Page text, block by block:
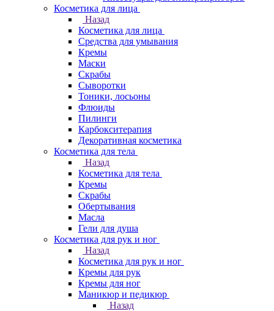
Косметика для лица
Назад
Косметика для лица
Средства для умывания
Кремы
Маски
Скрабы
Сыворотки
Тоники, лосьоны
Флюиды
Пилинги
Карбокситерапия
Декоративная косметика
Косметика для тела
Назад
Косметика для тела
Кремы
Скрабы
Обертывания
Масла
Гели для душа
Косметика для рук и ног
Назад
Косметика для рук и ног
Кремы для рук
Кремы для ног
Маникюр и педикюр
Назад